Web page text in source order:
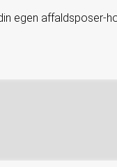
egen affaldsposer-